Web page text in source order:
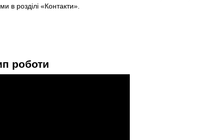
в розділі «Контакти».
роботи